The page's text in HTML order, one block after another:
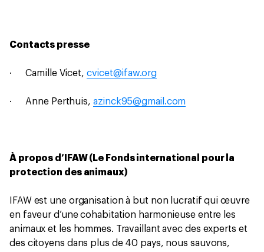
Contacts presse
· Camille Vicet, cvicet@ifaw.org
· Anne Perthuis, azinck95@gmail.com
À propos d’IFAW (Le Fonds international pour la
protection des animaux)
IFAW est une organisation à but non lucratif qui œuvre
en faveur d’une cohabitation harmonieuse entre les
animaux et les hommes. Travaillant avec des experts et
des citoyens dans plus de 40 pays, nous sauvons,